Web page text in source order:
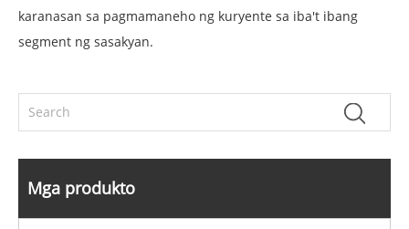
karanasan sa pagmamaneho ng kuryente sa iba't ibang
segment ng sasakyan.
Mga produkto